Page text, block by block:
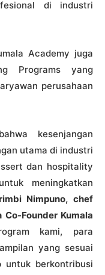
di industri
Academy juga
Programs yang
perusahaan
kesenjangan
utama di industri
dan hospitality
meningkatkan
Nimpuno, chef
Founder Kumala
kami, para
yang sesuai
berkontribusi